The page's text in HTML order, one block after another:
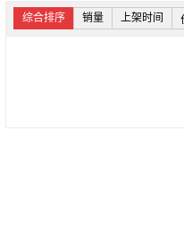
读卡器/转换器 办公收纳
综合排序 销量 上架时间